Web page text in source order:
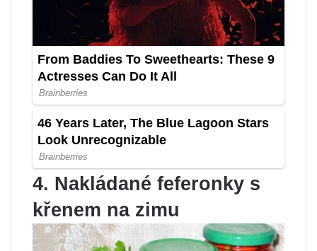
4. Nakládané feferonky s
křenem na zimu